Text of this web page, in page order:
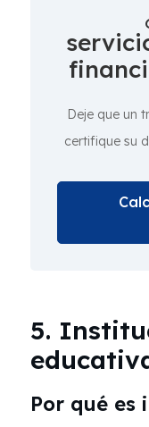
Deje que un
certifique su
5.
Por qué es